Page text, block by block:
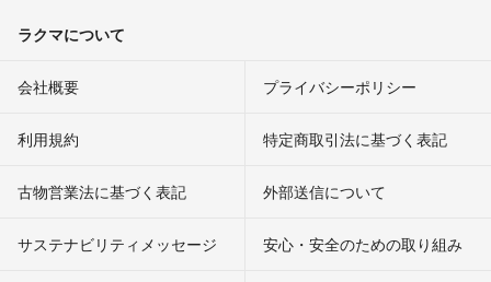
ラクマについて
会社概要 プライバシーポリシー
利用規約 特定商取引法に基づく表記
古物営業法に基づく表記 外部送信について
サステナビリティメッセージ 安心・安全のための取り組み